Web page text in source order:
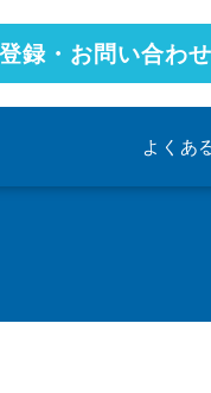
録・お問い合わせ
よくあ